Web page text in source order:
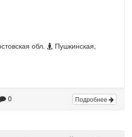
обл.
Пушкинская,
0 Подробнее